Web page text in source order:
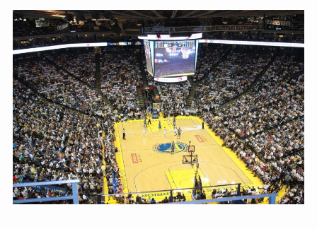
沖縄サントリーアリーナスポーツ観戦に
持参したいおすすめグッズ